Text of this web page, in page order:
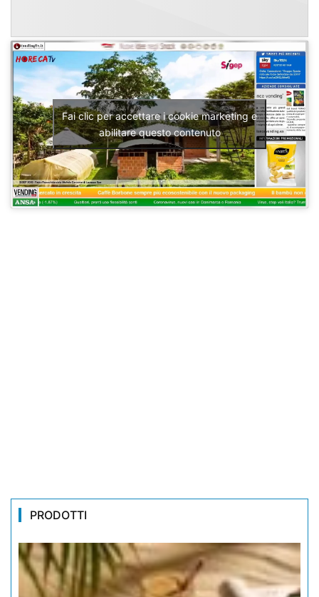
Fai clic per accettare i cookie marketing e
abilitare questo contenuto
PRODOTTI